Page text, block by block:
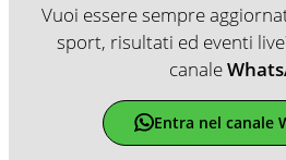
Vuoi essere sempre
sport, risultati ed eventi
canale
Entra nel canale